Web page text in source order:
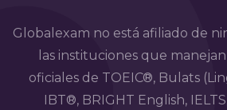
Globalexam no está afiliado de
las instituciones que
oficiales de TOEIC®, Bulats
IBT®, BRIGHT English,